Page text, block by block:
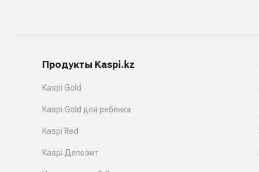
Продукты Kaspi.kz
Kaspi Gold
Kaspi Gold для ребенка
Kaspi Red
Kaspi Депозит